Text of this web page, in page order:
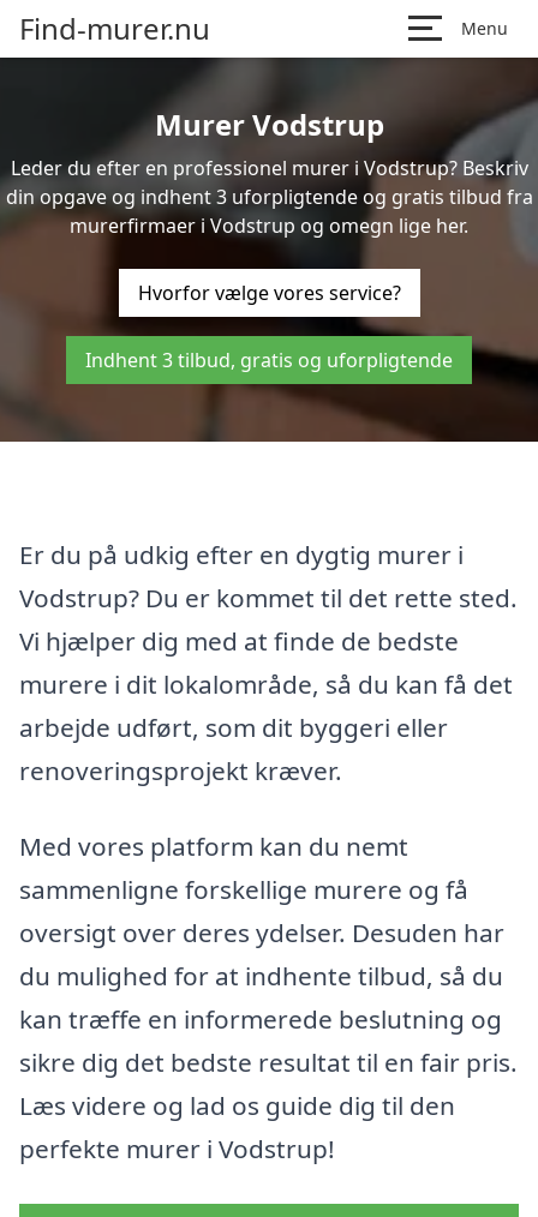
Find-murer.nu Menu
Murer Vodstrup
Leder du efter en professionel murer i Vodstrup? Beskriv
din opgave og indhent 3 uforpligtende og gratis tilbud fra
murerfirmaer i Vodstrup og omegn lige her.
Hvorfor vælge vores service?
Indhent 3 tilbud, gratis og uforpligtende
Er du på udkig efter en dygtig murer i
Vodstrup? Du er kommet til det rette sted.
Vi hjælper dig med at finde de bedste
murere i dit lokalområde, så du kan få det
arbejde udført, som dit byggeri eller
renoveringsprojekt kræver.
Med vores platform kan du nemt
sammenligne forskellige murere og få
oversigt over deres ydelser. Desuden har
du mulighed for at indhente tilbud, så du
kan træffe en informerede beslutning og
sikre dig det bedste resultat til en fair pris.
Læs videre og lad os guide dig til den
perfekte murer i Vodstrup!